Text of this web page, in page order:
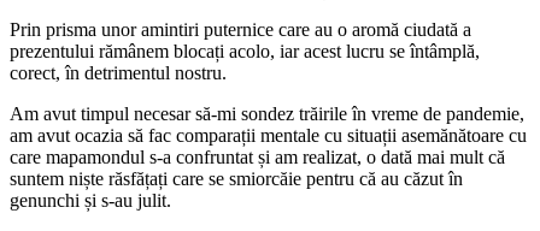
Prin prisma unor amintiri puternice care au o aromă ciudată a
prezentului rămânem blocați acolo, iar acest lucru se întâmplă,
corect, în detrimentul nostru.
Am avut timpul necesar să-mi sondez trăirile în vreme de pandemie,
am avut ocazia să fac comparații mentale cu situații asemănătoare cu
care mapamondul s-a confruntat și am realizat, o dată mai mult că
suntem niște răsfățați care se smiorcăie pentru că au căzut în
genunchi și s-au julit.